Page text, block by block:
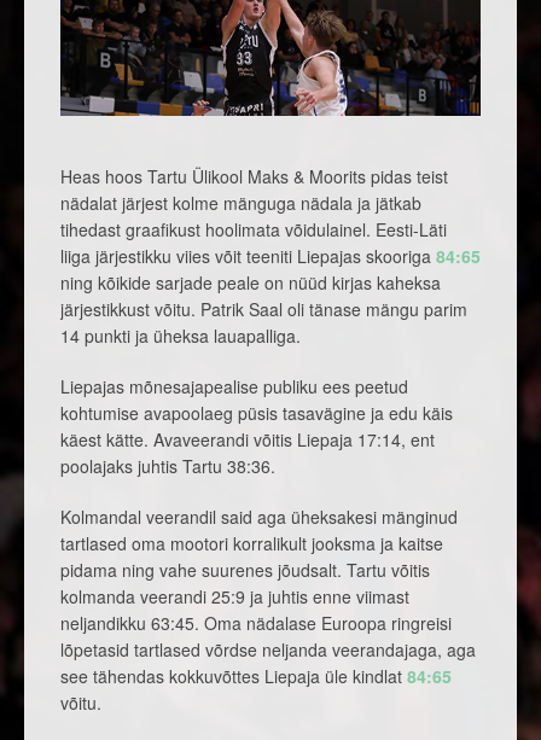
Heas hoos Tartu Ülikool Maks & Moorits pidas teist
nädalat järjest kolme mänguga nädala ja jätkab
tihedast graafikust hoolimata võidulainel. Eesti-Läti
liiga järjestikku viies võit teeniti Liepajas skooriga 84:65
ning kõikide sarjade peale on nüüd kirjas kaheksa
järjestikkust võitu. Patrik Saal oli tänase mängu parim
14 punkti ja üheksa lauapalliga.
Liepajas mõnesajapealise publiku ees peetud
kohtumise avapoolaeg püsis tasavägine ja edu käis
käest kätte. Avaveerandi võitis Liepaja 17:14, ent
poolajaks juhtis Tartu 38:36.
Kolmandal veerandil said aga üheksakesi mänginud
tartlased oma mootori korralikult jooksma ja kaitse
pidama ning vahe suurenes jõudsalt. Tartu võitis
kolmanda veerandi 25:9 ja juhtis enne viimast
neljandikku 63:45. Oma nädalase Euroopa ringreisi
lõpetasid tartlased võrdse neljanda veerandajaga, aga
see tähendas kokkuvõttes Liepaja üle kindlat 84:65
võitu.